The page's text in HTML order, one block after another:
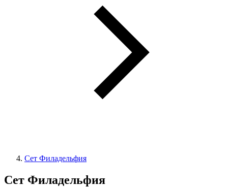
Сет Филадельфия
Сет Филадельфия